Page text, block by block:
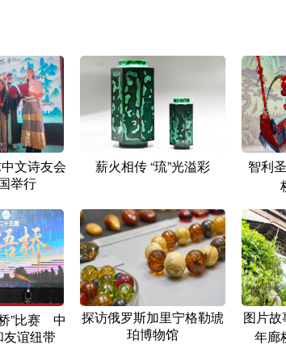
中文诗友会
举行
薪火相传 “琉”光溢彩
智利
”比赛 中
友谊纽带
探访俄罗斯加里宁格勒琥
珀博物馆
图片故
年廊